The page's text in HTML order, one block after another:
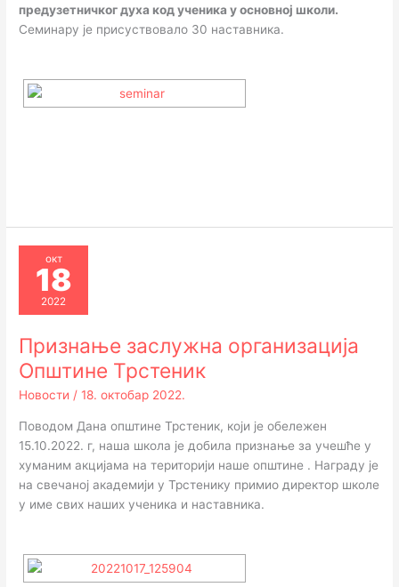
предузетничког духа код ученика у основној школи.
Семинару је присуствовало 30 наставника.
окт
18
2022
Признање заслужна организација
Општине Трстеник
Новости /18. октобар 2022.
Поводом Дана општине Трстеник, који је обележен
15.10.2022. г, наша школа је добила признање за учешће у
хуманим акцијама на територији наше општине . Награду је
на свечаној академији у Трстенику примио директор школе
у име свих наших ученика и наставника.